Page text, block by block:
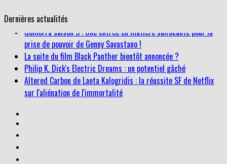
Dernières actualités
La suite du film Black Panther bientôt annoncée ?
Philip K. Dick's Electric Dreams : un potentiel gâché
Altered Carbon de Laeta Kalogridis : la réussite SF de Netflix
sur l'aliénation de l'immortalité
Gomorra saison 3 : Une entrée en matière suffocante pour la
prise de pouvoir de Genny Savastano !